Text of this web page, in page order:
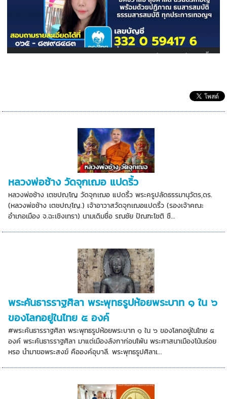
หลวงพ่อช้าง วัดจุกเฌอ แปดริ้ว
หลวงพ่อช้าง เตชปญฺโญ วัดจุกเฌอ แปดริ้ว พระครูปลัดธรรมานุวัตร,ดร.
(หลวงพ่อช้าง เตชปญฺโญ.) เจ้าอาวาสวัดจุกเฌอแปดริ้ว (รองเจ้าคณะ
อำเภอเมือง จ.ฉะเชิงเทรา) นามเดิมชื่อ รณชัย ปัณฑะโชติ ชื...
พระคันธารราฐศิลา พระพุทธรูปห้อยพระบาท ๑ ใน ๖
ของโลกอยู่ในไทย ๕ องค์
#พระคันธารราฐศิลา พระพุทธรูปห้อยพระบาท ๑ ใน ๖ ของโลกอยู่ในไทย ๕
องค์ พระคันธารราฐศิลา มาแต่เมืองลังกาก่อนโพ้น พระศาสนาเมืองโน้นร่อย
หรอ นำมาขอพระสงฆ์ คือองค์อุบาลี. พระพุทธรูปศิลาเ...